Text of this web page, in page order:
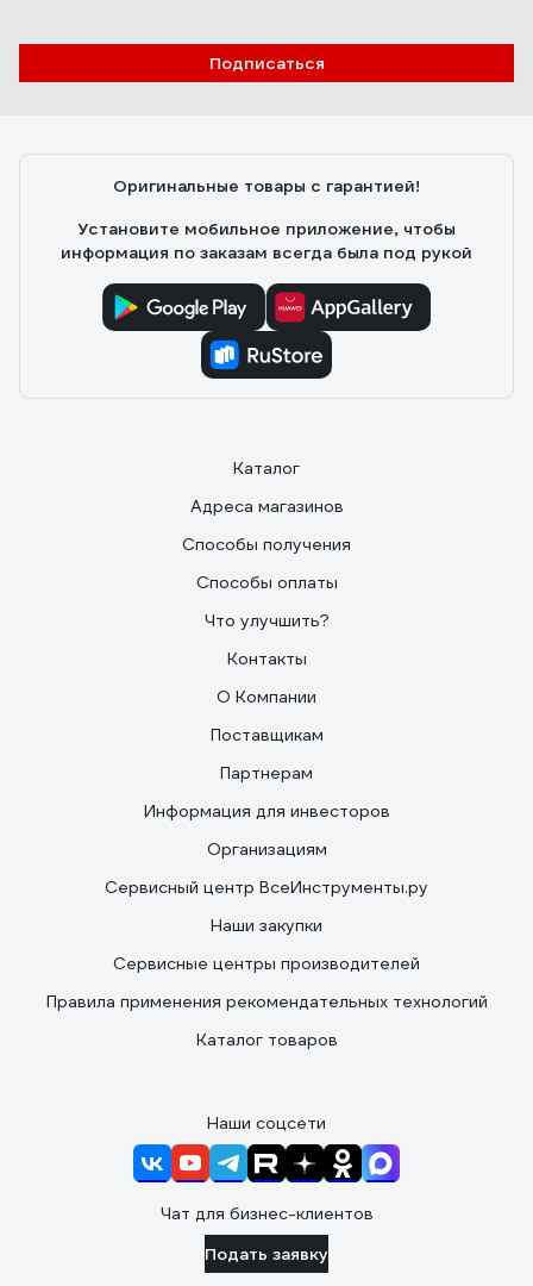
Подписаться
Оригинальные товары с гарантией!
Установите мобильное приложение, чтобы
информация по заказам всегда была под рукой
Каталог
Адреса магазинов
Способы получения
Способы оплаты
Что улучшить?
Контакты
О Компании
Поставщикам
Партнерам
Информация для инвесторов
Организациям
Сервисный центр ВсеИнструменты.ру
Наши закупки
Сервисные центры производителей
Правила применения рекомендательных технологий
Каталог товаров
Наши соцсети
Чат для бизнес-клиентов
Подать заявку